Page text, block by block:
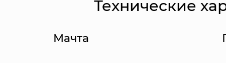
Технические
Мачта